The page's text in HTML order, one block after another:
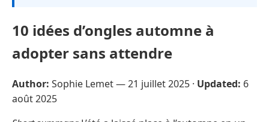
10 idées d’ongles automne à
adopter sans attendre
Author: Sophie Lemet —21 juillet 2025 · Updated: 6
août 2025